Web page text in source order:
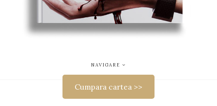
NAVIGARE
Cumpara cartea >>